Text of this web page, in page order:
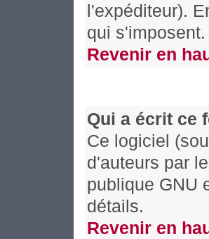
l'expéditeur).
qui s'imposent.
Revenir en
Qui a écrit ce
Ce logiciel
d'auteurs par le
publique GNU
détails.
Revenir en